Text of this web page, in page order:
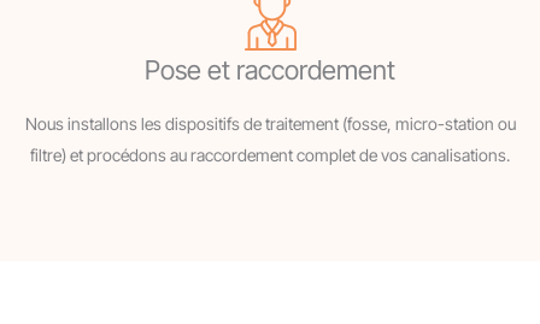
Pose et raccordement
Nous installons les dispositifs de traitement (fosse, micro-station ou
filtre) et procédons au raccordement complet de vos canalisations.